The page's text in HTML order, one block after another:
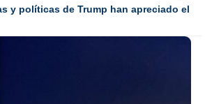
y políticas de Trump han apreciado el